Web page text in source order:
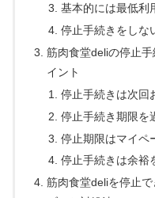
基本的には最低利
停止手続きをしな
筋肉食堂deliの停止
イント
停止手続きは次回
停止手続き期限を
停止期限はマイペ
停止手続きは余裕
筋肉食堂deliを停止